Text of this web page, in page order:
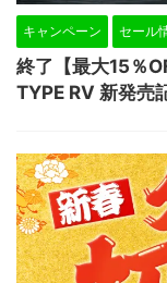
キャンペーン セール
終了【最大15％
TYPE RV 新発売